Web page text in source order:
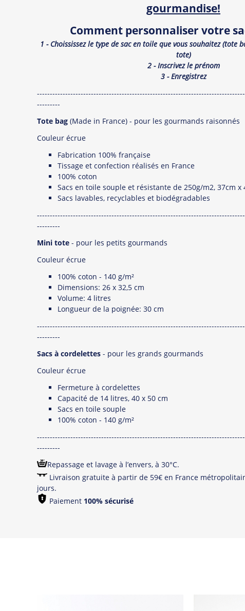
gourmandise!
Comment personnaliser votre
1 - Choississez le type de sac en toile que vous souhaitez (tote
tote)
2 - Inscrivez le prénom
3 - Enregistrez
---------
Tote bag (Made in France) - pour les gourmands raisonnés
Couleur écrue
Fabrication 100% française
Tissage et confection réalisés en France
100% coton
Sacs en toile souple et résistante de 250g/m2, 37cm x
Sacs lavables, recyclables et biodégradables
---------
Mini tote - pour les petits gourmands
Couleur écrue
100% coton - 140 g/m²
Dimensions: 26 x 32,5 cm
Volume: 4 litres
Longueur de la poignée: 30 cm
---------
Sacs à cordelettes - pour les grands gourmands
Couleur écrue
Fermeture à cordelettes
Capacité de 14 litres, 40 x 50 cm
Sacs en toile souple
100% coton - 140 g/m²
---------
Repassage et lavage à l’envers, à 30°C.
Livraison gratuite à partir de 59€ en France
jours.
Paiement 100% sécurisé